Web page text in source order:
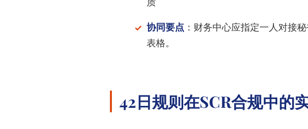
协同要点 ：财务中心应指定一人对接
表格。
42日规则在SCR合规中的